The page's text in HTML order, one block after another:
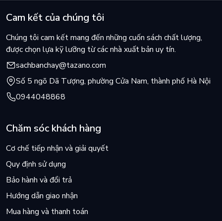
Cam kết của chúng tôi
Chúng tôi cam kết mang đến những cuốn sách chất lượng,
được chọn lựa kỹ lưỡng từ các nhà xuất bản uy tín.
sachbanchay@tazano.com
Số 5 ngõ Dã Tượng, phường Cửa Nam, thành phố Hà Nội
0944048868
Chăm sóc khách hàng
Cơ chế tiếp nhận và giải quyết
Quy định sử dụng
Bảo hành và đổi trả
Hướng dẫn giao nhận
Mua hàng và thanh toán